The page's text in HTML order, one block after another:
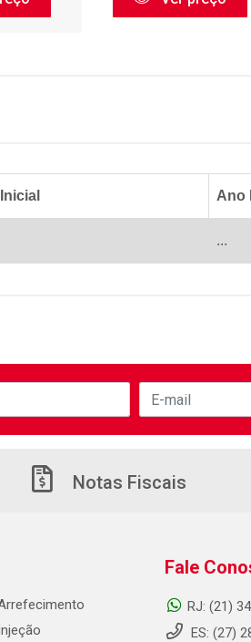
Ano
...
Notas Fiscais
Fale
RJ: (21)
ES: (27)